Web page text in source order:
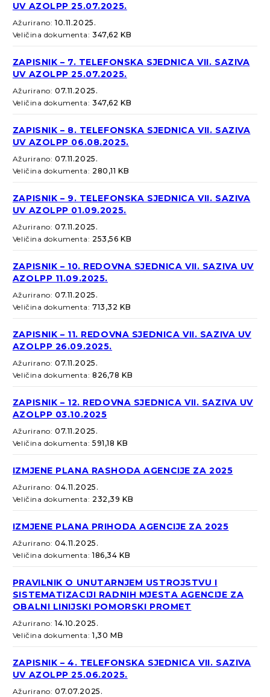
UV AZOLPP 25.07.2025.
Ažurirano:10.11.2025.
Veličina dokumenta:347,62 KB
ZAPISNIK – 7. TELEFONSKA SJEDNICA VII. SAZIVA
UV AZOLPP 25.07.2025.
Ažurirano:07.11.2025.
Veličina dokumenta:347,62 KB
ZAPISNIK – 8. TELEFONSKA SJEDNICA VII. SAZIVA
UV AZOLPP 06.08.2025.
Ažurirano:07.11.2025.
Veličina dokumenta: 280,11 KB
ZAPISNIK – 9. TELEFONSKA SJEDNICA VII. SAZIVA
UV AZOLPP 01.09.2025.
Ažurirano:07.11.2025.
Veličina dokumenta: 253,56 KB
ZAPISNIK – 10. REDOVNA SJEDNICA VII. SAZIVA UV
AZOLPP 11.09.2025.
Ažurirano:07.11.2025.
Veličina dokumenta:713,32 KB
ZAPISNIK – 11. REDOVNA SJEDNICA VII. SAZIVA UV
AZOLPP 26.09.2025.
Ažurirano:07.11.2025.
Veličina dokumenta:826,78 KB
ZAPISNIK – 12. REDOVNA SJEDNICA VII. SAZIVA UV
AZOLPP 03.10.2025
Ažurirano:07.11.2025.
Veličina dokumenta:591,18 KB
IZMJENE PLANA RASHODA AGENCIJE ZA 2025
Ažurirano:04.11.2025.
Veličina dokumenta: 232,39 KB
IZMJENE PLANA PRIHODA AGENCIJE ZA 2025
Ažurirano:04.11.2025.
Veličina dokumenta:186,34 KB
PRAVILNIK O UNUTARNJEM USTROJSTVU I
SISTEMATIZACIJI RADNIH MJESTA AGENCIJE ZA
OBALNI LINIJSKI POMORSKI PROMET
Ažurirano:14.10.2025.
Veličina dokumenta:1,30 MB
ZAPISNIK – 4. TELEFONSKA SJEDNICA VII. SAZIVA
UV AZOLPP 25.06.2025.
Ažurirano:07.07.2025.